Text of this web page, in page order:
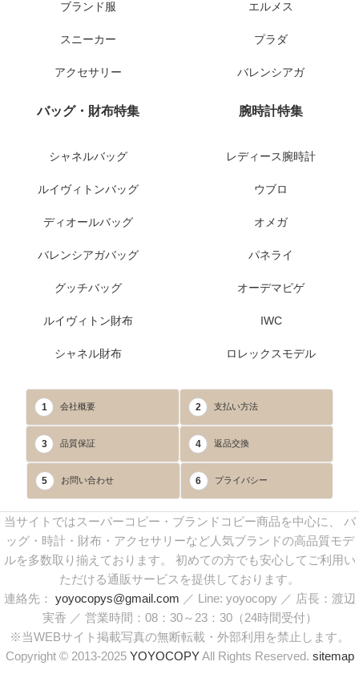
ブランド服
スニーカー
アクセサリー
エルメス
プラダ
バレンシアガ
バッグ・財布特集
シャネルバッグ
ルイヴィトンバッグ
ディオールバッグ
バレンシアガバッグ
グッチバッグ
ルイヴィトン財布
シャネル財布
腕時計特集
レディース腕時計
ウブロ
オメガ
パネライ
オーデマピゲ
IWC
ロレックスモデル
1 会社概要 2 支払い方法
3 品質保証 4 返品交換
5 お問い合わせ 6 プライバシー
当サイトではスーパーコピー・ブランドコピー商品を中心に、 バ
ッグ・時計・財布・アクセサリーなど人気ブランドの高品質モデ
ルを多数取り揃えております。 初めての方でも安心してご利用い
ただける通販サービスを提供しております。
連絡先： yoyocopys@gmail.com ／ Line: yoyocopy ／ 店長：渡辺
実香 ／ 営業時間：08：30～23：30（24時間受付）
※当WEBサイト掲載写真の無断転載・外部利用を禁止します。
Copyright © 2013-2025 YOYOCOPYAll Rights Reserved. sitemap